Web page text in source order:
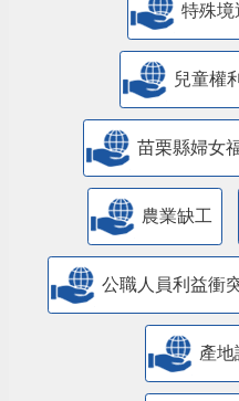
特殊境
兒童權
苗栗縣婦女
農業缺工
公職人員利益衝
產地